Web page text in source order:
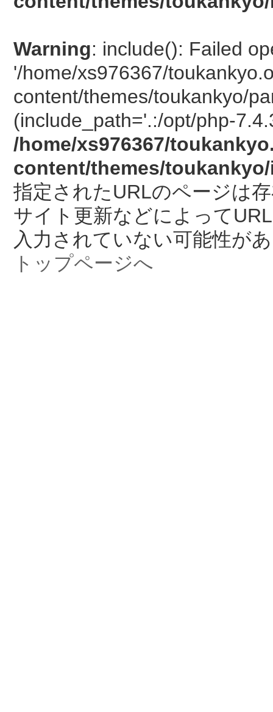
Warning: include(): Failed
'/home/xs976367/
content/themes/toukankyo/
(include_path='.:/opt/php-
/home/xs976367/
content/themes/
指定されたURLのページは
サイト更新などによって
入力されていない可能性が
トップページへ